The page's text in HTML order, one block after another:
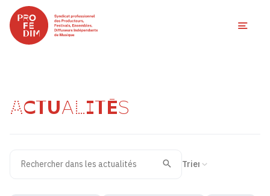
ACTUALITÉS
Recherche
Valider